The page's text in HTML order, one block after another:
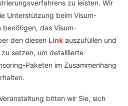
zu leisten. Wir
Unterstützung beim Visum-
benötigen, das Visum-
den diesen Link auszufüllen und
setzen, um detaillierte
Paketen im Zusammenhang
bitten wir Sie, sich